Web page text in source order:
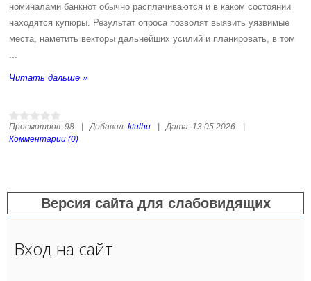
номиналами банкнот обычно расплачиваются и в каком состоянии
находятся купюры. Результат опроса позволят выявить уязвимые
места, наметить векторы дальнейших усилий и планировать, в том
...
Читать дальше »
Просмотров: 98 Добавил: ktulhu Дата: 13.05.2026
Комментарии (0)
Версия сайта для слабовидящих
Вход на сайт